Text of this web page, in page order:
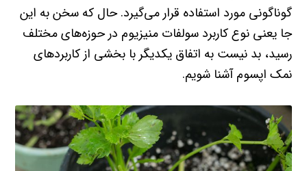
گوناگونی مورد استفاده قرار می‌گیرد. حال که سخن به این
جا یعنی نوع کاربرد سولفات منیزیوم در حوزه‌های مختلف
رسید، بد نیست به اتفاق یکدیگر با بخشی از کاربردهای
نمک اپسوم آشنا شویم.